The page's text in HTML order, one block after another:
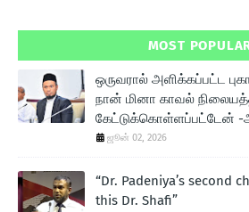
MOST
ஒருவரால் அளிக்கப்பட்ட
நான் மினா காவல்
கேட்டுக்கொள்ளப்பட்டேன் -
ஜூன் 02, 2026
“Dr. Padeniya’s second
this Dr. Shafi”